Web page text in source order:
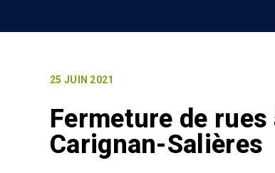
25 JUIN 2021
Fermeture de
Carignan-Salières